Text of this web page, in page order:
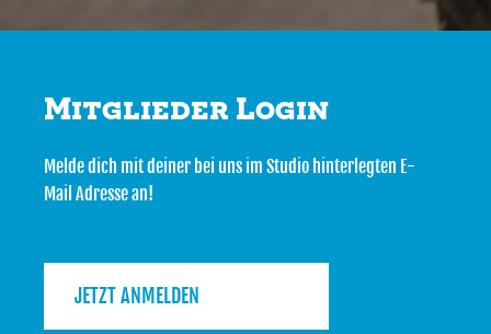
Mitglieder Login
Melde dich mit deiner bei uns im Studio hinterlegten E-
Mail Adresse an!
JETZT ANMELDEN